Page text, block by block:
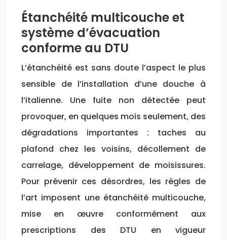
Étanchéité multicouche et
système d’évacuation
conforme au DTU
L’étanchéité est sans doute l’aspect le plus
sensible de l’installation d’une douche à
l’italienne. Une fuite non détectée peut
provoquer, en quelques mois seulement, des
dégradations importantes : taches au
plafond chez les voisins, décollement de
carrelage, développement de moisissures.
Pour prévenir ces désordres, les règles de
l’art imposent une étanchéité multicouche,
mise en œuvre conformément aux
prescriptions des DTU en vigueur